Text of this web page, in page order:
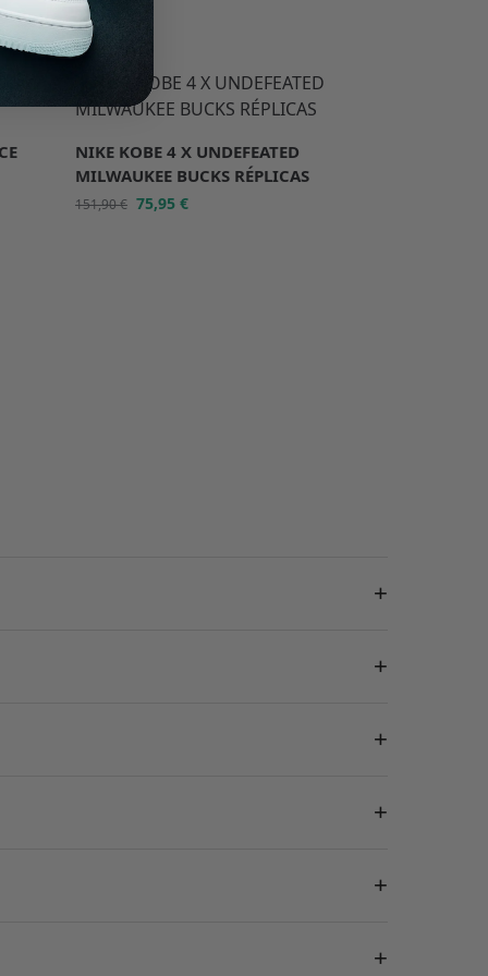
NIKE KOBE 4 X UNDEFEATED
MILWAUKEE BUCKS RÉPLICAS
151,90€ 75,95€
+
+
+
+
+
+